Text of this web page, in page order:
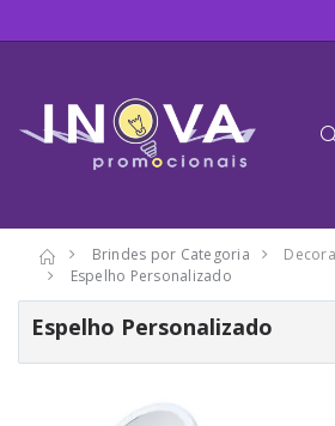
Brindes por Categoria
Espelho Personalizado
Espelho Personalizado